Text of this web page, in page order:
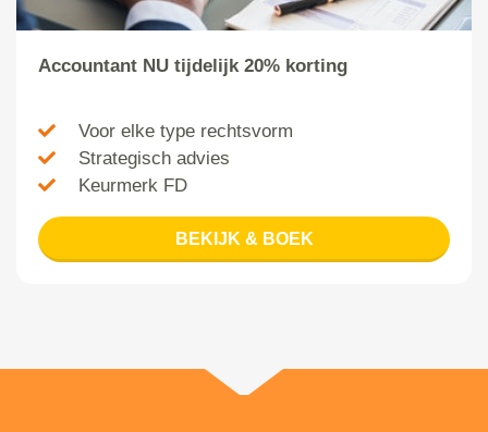
Accountant NU tijdelijk 20% korting
Voor elke type rechtsvorm
Strategisch advies
Keurmerk FD
BEKIJK & BOEK